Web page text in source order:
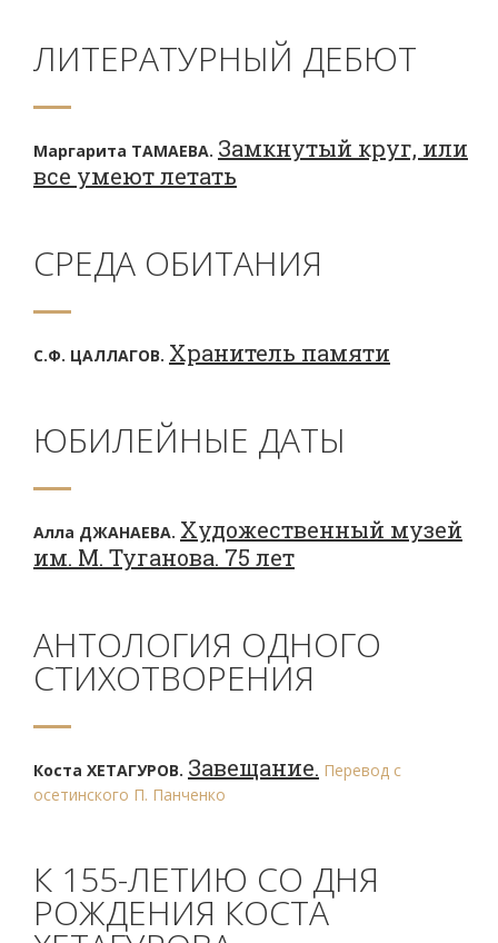
ЛИТЕРАТУРНЫЙ ДЕБЮТ
Маргарита ТАМАЕВА. Замкнутый круг, или
все умеют летать
СРЕДА ОБИТАНИЯ
С.Ф. ЦАЛЛАГОВ. Хранитель памяти
ЮБИЛЕЙНЫЕ ДАТЫ
Алла ДЖАНАЕВА. Художественный музей
им. М. Туганова. 75 лет
АНТОЛОГИЯ ОДНОГО
СТИХОТВОРЕНИЯ
Коста ХЕТАГУРОВ. Завещание. Перевод с
осетинского П. Панченко
К 155-ЛЕТИЮ СО ДНЯ
РОЖДЕНИЯ КОСТА